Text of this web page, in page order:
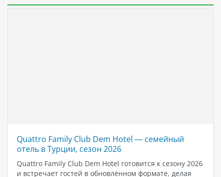
Quattro Family Club Dem Hotel — семейный
отель в Турции, сезон 2026
Quattro Family Club Dem Hotel готовится к сезону 2026
и встречает гостей в обновлённом формате, делая